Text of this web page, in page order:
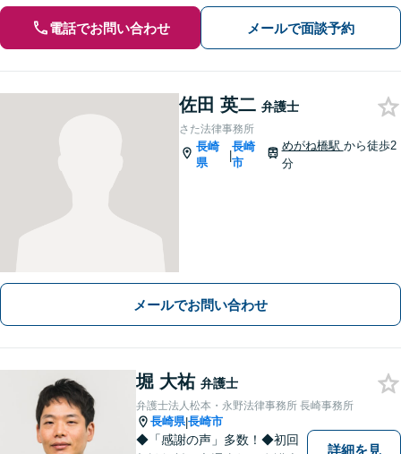
電話でお問い合わせ メールで面談予約
佐田 英二 弁護士
さた法律事務所
長崎
県
|
長崎
市
めがね橋駅 から徒歩2
分
メールでお問い合わせ
堀 大祐 弁護士
弁護士法人松本・永野法律事務所 長崎事務所
長崎県|長崎市
◆「感謝の声」多数！◆初回
詳細を見